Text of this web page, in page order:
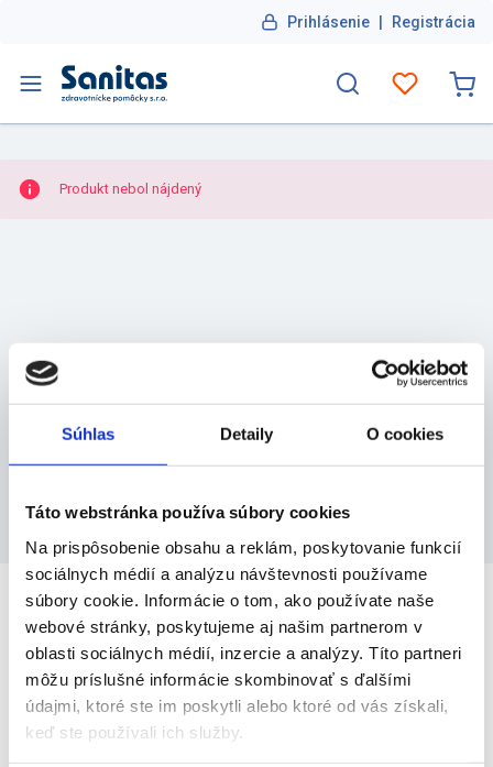
Súhlas Detaily O cookies
Táto webstránka používa súbory cookies
Na prispôsobenie obsahu a reklám, poskytovanie funkcií
sociálnych médií a analýzu návštevnosti používame
súbory cookie. Informácie o tom, ako používate naše
webové stránky, poskytujeme aj našim partnerom v
oblasti sociálnych médií, inzercie a analýzy. Títo partneri
môžu príslušné informácie skombinovať s ďalšími
údajmi, ktoré ste im poskytli alebo ktoré od vás získali,
keď ste používali ich služby.
Prihlásenie | Registrácia
Produkt nebol nájdený
Odber noviniek
Chcete byť informovaní o novinkách a akciách? Zadajte svoju
emailovú adresu pre odber noviniek.